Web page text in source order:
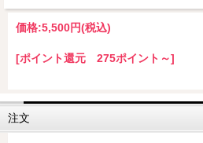
価格:5,500円(税込)
[ポイント還元 275ポイント～]
注文